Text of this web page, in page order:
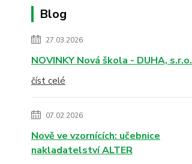
Blog
27.03.2026
NOVINKY Nová škola - DUHA, s.r.o.
číst celé
07.02.2026
Nově ve vzornících: učebnice
nakladatelství ALTER